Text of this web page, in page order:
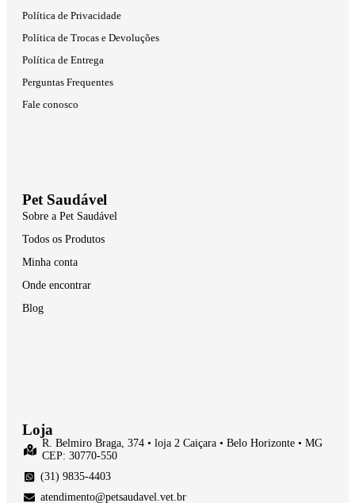
Política de Privacidade
Política de Trocas e Devoluções
Política de Entrega
Perguntas Frequentes
Fale conosco
Pet Saudável
Sobre a Pet Saudável
Todos os Produtos
Minha conta
Onde encontrar
Blog
Loja
R. Belmiro Braga, 374 • loja 2 Caiçara • Belo Horizonte • MG
CEP: 30770-550
(31) 9835-4403
atendimento@petsaudavel.vet.br